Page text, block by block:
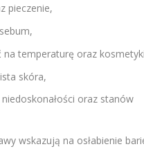
pieczenie,
na temperaturę oraz
skóra,
oraz stanów
wskazują na osłabienie